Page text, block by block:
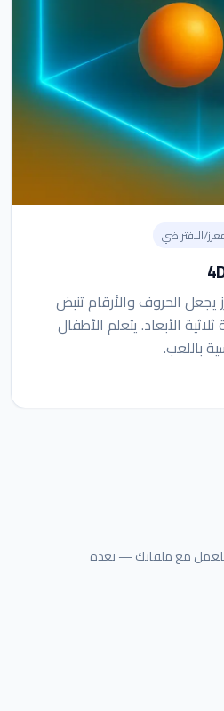
الافتراضي
يجعل الحروف والأرقام تنبض
الأبعاد. يتعلم الأطفال
باللعب.
للعمل مع ملفاتك — بعدة